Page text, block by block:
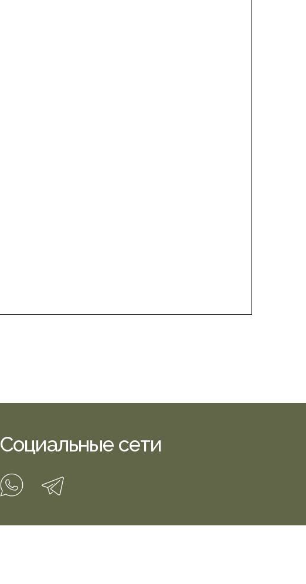
Социальные сети